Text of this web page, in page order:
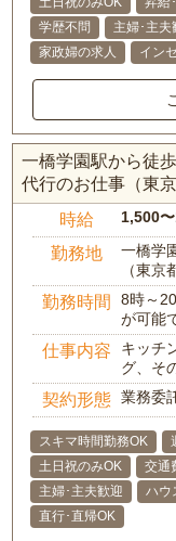
学歴不問
主婦･主夫
家政婦の求人
イン
一橋学園駅から徒
代行のお仕事（東
時給 1,500
勤務地
一橋学
（東京
勤務時間
8時～
が可能
仕事内容
キッチ
グ、そ
契約形態 業務委
スキマ時間勤務OK
土日祝のみOK
交通
主婦･主夫歓迎
ハウ
直行･直帰OK